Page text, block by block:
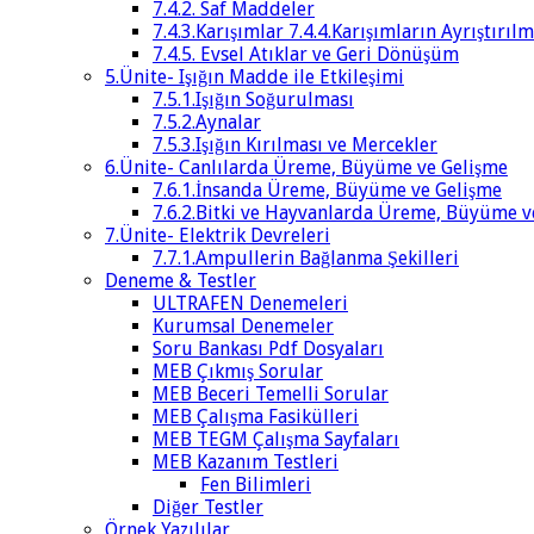
7.4.2. Saf Maddeler
7.4.3.Karışımlar 7.4.4.Karışımların
7.4.5. Evsel Atıklar ve Geri Dönüşüm
5.Ünite- Işığın Madde ile Etkileşimi
7.5.1.Işığın Soğurulması
7.5.2.Aynalar
7.5.3.Işığın Kırılması ve Mercekler
6.Ünite- Canlılarda Üreme, Büyüme ve Gelişme
7.6.1.İnsanda Üreme, Büyüme ve Gelişme
7.6.2.Bitki ve Hayvanlarda Üreme, Büyüme
7.Ünite- Elektrik Devreleri
7.7.1.Ampullerin Bağlanma Şekilleri
Deneme & Testler
ULTRAFEN Denemeleri
Kurumsal Denemeler
Soru Bankası Pdf Dosyaları
MEB Çıkmış Sorular
MEB Beceri Temelli Sorular
MEB Çalışma Fasikülleri
MEB TEGM Çalışma Sayfaları
MEB Kazanım Testleri
Fen Bilimleri
Diğer Testler